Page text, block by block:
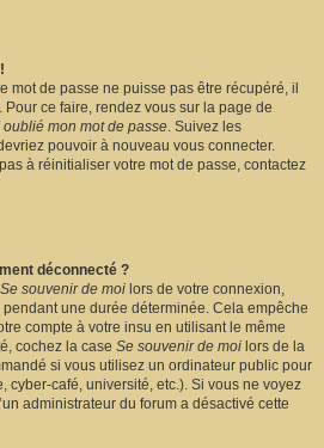
mot de passe ne puisse pas être récupéré, il
ce faire, rendez vous sur la page de
oublié mon mot de passe. Suivez les
pouvoir à nouveau vous connecter.
à réinitialiser votre mot de passe, contactez
déconnecté ?
Se souvenir de moi lors de votre connexion,
une durée déterminée. Cela empêche
compte à votre insu en utilisant le même
cochez la case Se souvenir de moi lors de la
si vous utilisez un ordinateur public pour
cyber-café, université, etc.). Si vous ne voyez
administrateur du forum a désactivé cette